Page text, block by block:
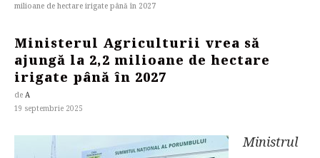
milioane de hectare irigate până în 2027
Ministerul Agriculturii vrea să
ajungă la 2,2 milioane de hectare
irigate până în 2027
de A
19 septembrie 2025
Ministrul